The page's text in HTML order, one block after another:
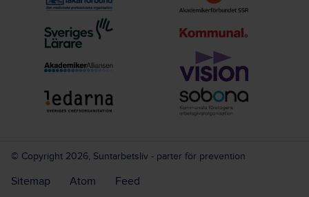
© Copyright 2026, Suntarbetsliv - parter för prevention
Sitemap Atom Feed